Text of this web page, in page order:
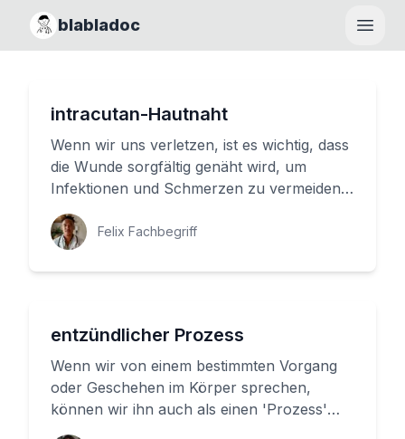
blabladoc
intracutan-Hautnaht
Wenn wir uns verletzen, ist es wichtig, dass
die Wunde sorgfältig genäht wird, um
Infektionen und Schmerzen zu vermeiden.
Es gibt verschiedene Methode...
Felix Fachbegriff
entzündlicher Prozess
Wenn wir von einem bestimmten Vorgang
oder Geschehen im Körper sprechen,
können wir ihn auch als einen 'Prozess'
bezeichnen. Dieser Begriff beschreibt...